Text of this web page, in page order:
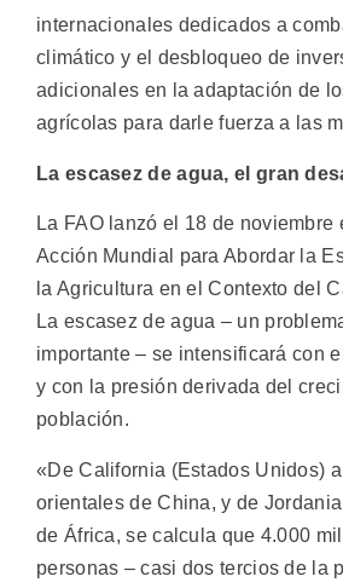
internacionales dedicados a
climático y el desbloqueo de
adicionales en la adaptación de
agrícolas para darle fuerza a las
La escasez de agua, el gran
La FAO lanzó el 18 de noviembre
Acción Mundial para Abordar la
la Agricultura en el Contexto del
La escasez de agua – un
importante – se intensificará con
y con la presión derivada del
población.
«De California (Estados Unidos)
orientales de China, y de
de África, se calcula que 4.000
personas – casi dos tercios de la